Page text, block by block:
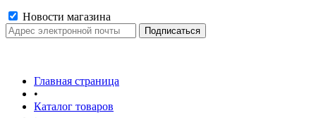
Новости магазина
Главная страница
•
Каталог товаров